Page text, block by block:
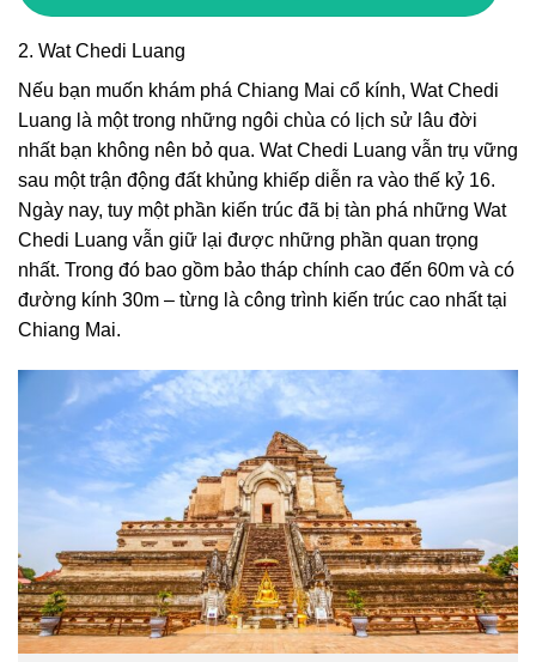
2. Wat Chedi Luang
Nếu bạn muốn khám phá Chiang Mai cổ kính, Wat Chedi
Luang là một trong những ngôi chùa có lịch sử lâu đời
nhất bạn không nên bỏ qua. Wat Chedi Luang vẫn trụ vững
sau một trận động đất khủng khiếp diễn ra vào thế kỷ 16.
Ngày nay, tuy một phần kiến trúc đã bị tàn phá những Wat
Chedi Luang vẫn giữ lại được những phần quan trọng
nhất. Trong đó bao gồm bảo tháp chính cao đến 60m và có
đường kính 30m – từng là công trình kiến trúc cao nhất tại
Chiang Mai.